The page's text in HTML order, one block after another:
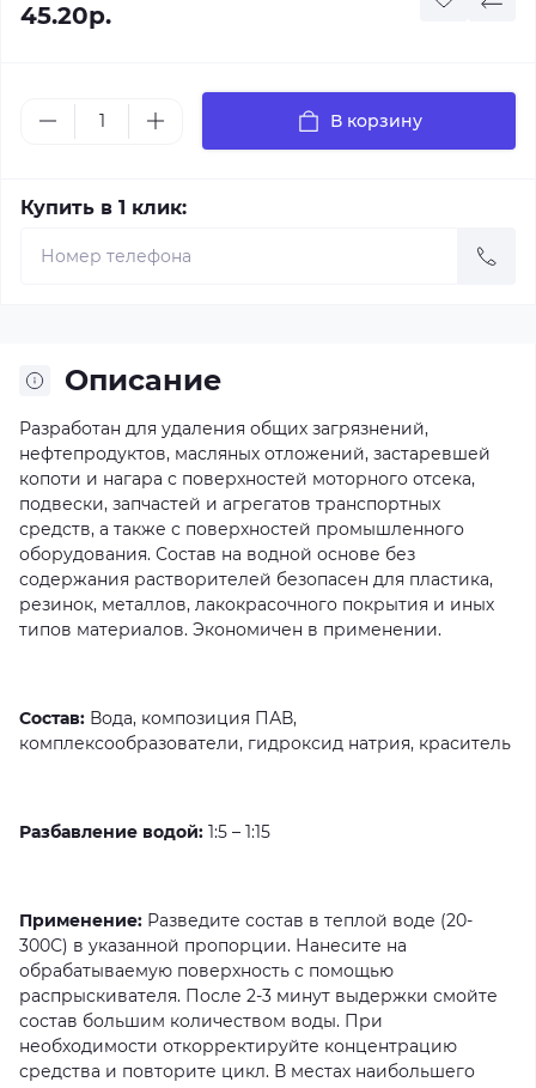
45.20р.
В корзину
Купить в 1 клик:
Описание
Разработан для удаления общих загрязнений,
нефтепродуктов, масляных отложений, застаревшей
копоти и нагара с поверхностей моторного отсека,
подвески, запчастей и агрегатов транспортных
средств, а также с поверхностей промышленного
оборудования. Состав на водной основе без
содержания растворителей безопасен для пластика,
резинок, металлов, лакокрасочного покрытия и иных
типов материалов. Экономичен в применении.
Состав: Вода, композиция ПАВ,
комплексообразователи, гидроксид натрия, краситель
Разбавление водой: 1:5 – 1:15
Применение: Разведите состав в теплой воде (20-
300С) в указанной пропорции. Нанесите на
обрабатываемую поверхность с помощью
распрыскивателя. После 2-3 минут выдержки смойте
состав большим количеством воды. При
необходимости откорректируйте концентрацию
средства и повторите цикл. В местах наибольшего